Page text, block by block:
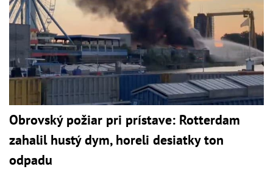
Obrovský požiar pri prístave: Rotterdam
zahalil hustý dym, horeli desiatky ton
odpadu